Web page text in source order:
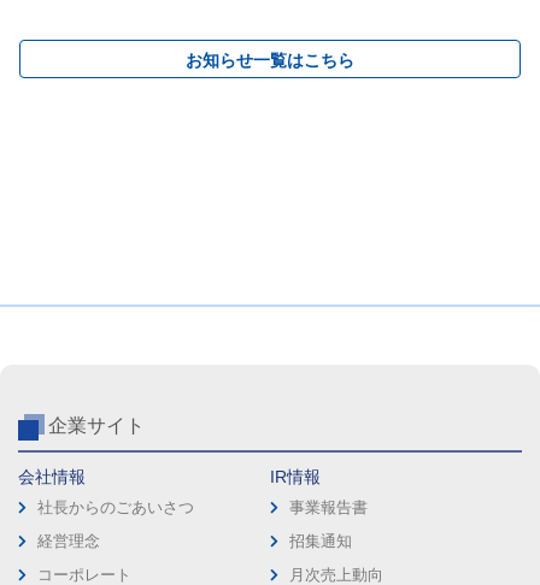
お知らせ一覧はこちら
企業サイト
会社情報
社長からのごあいさつ
経営理念
コーポレート
IR情報
事業報告書
招集通知
月次売上動向